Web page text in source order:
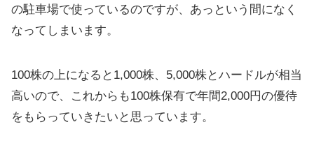
の駐車場で使っているのですが、あっという間になく
なってしまいます。
100株の上になると1,000株、5,000株とハードルが相当
高いので、これからも100株保有で年間2,000円の優待
をもらっていきたいと思っています。